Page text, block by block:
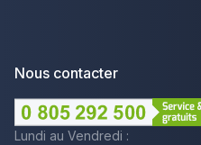
Nous contacter
Lundi au Vendredi :